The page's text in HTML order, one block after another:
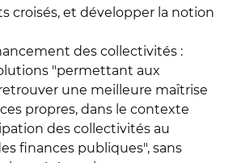
croisés, et développer la notion
des collectivités :
"permettant aux
une meilleure maîtrise
propres, dans le contexte
des collectivités au
finances publiques", sans